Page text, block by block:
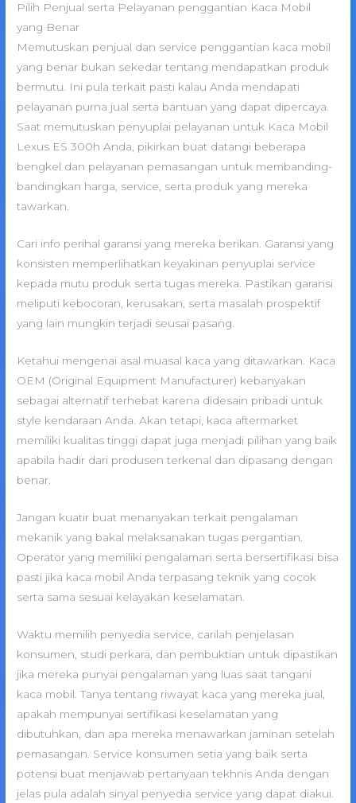
Pilih Penjual serta Pelayanan penggantian Kaca Mobil
yang Benar
Memutuskan penjual dan service penggantian kaca mobil
yang benar bukan sekedar tentang mendapatkan produk
bermutu. Ini pula terkait pasti kalau Anda mendapati
pelayanan purna jual serta bantuan yang dapat dipercaya.
Saat memutuskan penyuplai pelayanan untuk Kaca Mobil
Lexus ES 300h Anda, pikirkan buat datangi beberapa
bengkel dan pelayanan pemasangan untuk membanding-
bandingkan harga, service, serta produk yang mereka
tawarkan.
Cari info perihal garansi yang mereka berikan. Garansi yang
konsisten memperlihatkan keyakinan penyuplai service
kepada mutu produk serta tugas mereka. Pastikan garansi
meliputi kebocoran, kerusakan, serta masalah prospektif
yang lain mungkin terjadi seusai pasang.
Ketahui mengenai asal muasal kaca yang ditawarkan. Kaca
OEM (Original Equipment Manufacturer) kebanyakan
sebagai alternatif terhebat karena didesain pribadi untuk
style kendaraan Anda. Akan tetapi, kaca aftermarket
memiliki kualitas tinggi dapat juga menjadi pilihan yang baik
apabila hadir dari produsen terkenal dan dipasang dengan
benar.
Jangan kuatir buat menanyakan terkait pengalaman
mekanik yang bakal melaksanakan tugas pergantian.
Operator yang memiliki pengalaman serta bersertifikasi bisa
pasti jika kaca mobil Anda terpasang teknik yang cocok
serta sama sesuai kelayakan keselamatan.
Waktu memilih penyedia service, carilah penjelasan
konsumen, studi perkara, dan pembuktian untuk dipastikan
jika mereka punyai pengalaman yang luas saat tangani
kaca mobil. Tanya tentang riwayat kaca yang mereka jual,
apakah mempunyai sertifikasi keselamatan yang
dibutuhkan, dan apa mereka menawarkan jaminan setelah
pemasangan. Service konsumen setia yang baik serta
potensi buat menjawab pertanyaan tekhnis Anda dengan
jelas pula adalah sinyal penyedia service yang dapat diakui.